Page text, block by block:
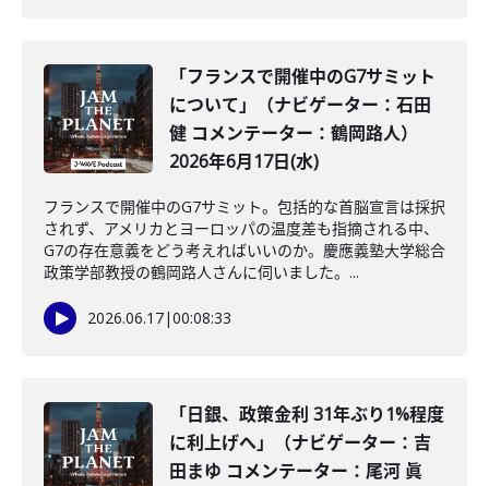
「フランスで開催中のG7サミット
について」（ナビゲーター：石田
健 コメンテーター：鶴岡路人）
2026年6月17日(水)
フランスで開催中のG7サミット。包括的な首脳宣言は採択
されず、アメリカとヨーロッパの温度差も指摘される中、
G7の存在意義をどう考えればいいのか。慶應義塾大学総合
政策学部教授の鶴岡路人さんに伺いました。...
2026.06.17|00:08:33
「日銀、政策金利 31年ぶり1%程度
に利上げへ」（ナビゲーター：吉
田まゆ コメンテーター：尾河 眞